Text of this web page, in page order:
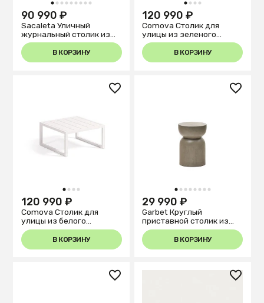
1 2 3 4 5 6 7 8 9
90 990 ₽
Sacaleta Уличный
журнальный столик из
массива эвкалипта 140 x
89 см
В КОРЗИНУ
1 2 3 4
120 990 ₽
Comova Столик для
улицы из зеленого
алюминия 60 x 60 см
В КОРЗИНУ
1 2 3 4
120 990 ₽
Comova Столик для
улицы из белого
алюминия 60 x 60 см
В КОРЗИНУ
1 2 3 4 5 6 7 8
29 990 ₽
Garbet Круглый
приставной столик из
цемента Ø 32 см
В КОРЗИНУ